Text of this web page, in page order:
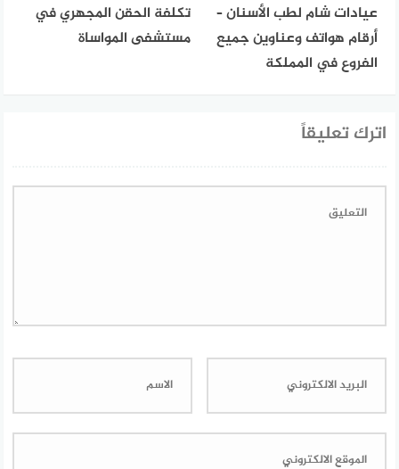
عيادات شام لطب الأسنان –
أرقام هواتف وعناوين جميع
الفروع في المملكة
تكلفة الحقن المجهري في
مستشفى المواساة
اترك تعليقاً